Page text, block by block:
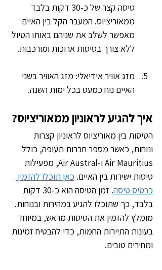
טיסה קצר של כ-30 דקות בלבד
ממאוריציוס. המעבר הקל בין האיים
מאפשר לשלב את שניהם באותו הטיול
ללא צורך בטיסות ארוכות ומורכבות.
מזג אוויר אידיאלי: מזג האוויר בשני
האיים נוח כמעט בכל ימות השנה.
איך להגיע לראוניון ממאוריציוס?
הטיסות בין מאוריציוס לראוניון קצרות
ונוחות, כאשר מספר חברות תעופה, כולל
Air Mauritius ו-Air Austral, מפעילות
טיסות ישירות בין האיים. כאן תוכלו להזמין
כרטיס טיסה
. זמן הטיסה הוא כ-30 דקות
בלבד, כך שתוכלו להגיע במהירות ובנוחות.
מומלץ להזמין את הטיסות מראש, במיוחד
בעונות התיירות החמות, כדי להבטיח זמינות
ומחירים טובים.